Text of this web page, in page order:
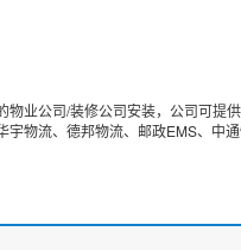
业公司/装修公司安装，公司可提
物流、德邦物流、邮政EMS、中